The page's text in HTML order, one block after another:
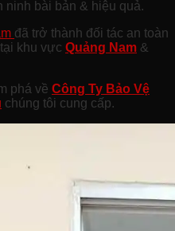
ninh bài bản & hiệu quả.
đã trở thành đối tác an toàn
khu vực Quảng Nam &
phá về Công Ty Bảo Vệ
chúng tôi cung cấp.